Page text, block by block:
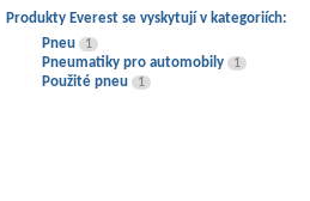
Produkty Everest se vyskytují v kategoriích:
Pneu
1
Pneumatiky pro automobily 1
Použité pneu 1